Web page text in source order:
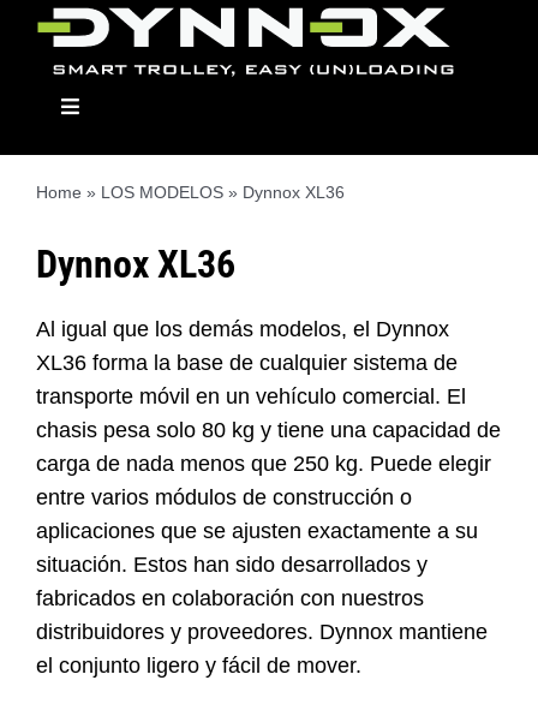
Skip
Toggle
Los modelos
Módulos
Distribuidor
Contacto
Tienda
Home » LOS MODELOS» Dynnox XL36
Dynnox XL36
Al igual que los demás modelos, el Dynnox
XL36 forma la base de cualquier sistema de
transporte móvil en un vehículo comercial. El
chasis pesa solo 80 kg y tiene una capacidad de
carga de nada menos que 250 kg. Puede elegir
entre varios módulos de construcción o
aplicaciones que se ajusten exactamente a su
situación. Estos han sido desarrollados y
fabricados en colaboración con nuestros
distribuidores y proveedores. Dynnox mantiene
el conjunto ligero y fácil de mover.